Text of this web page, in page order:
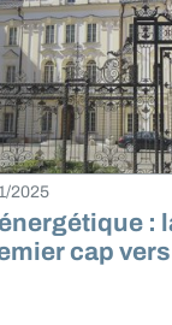
2025
:
cap